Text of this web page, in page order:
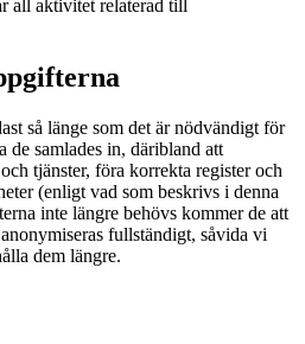
all aktivitet relaterad till
så länge som det är nödvändigt för
samlades in, däribland att
tjänster, föra korrekta register och
(enligt vad som beskrivs i denna
inte längre behövs kommer de att
fullständigt, såvida vi
dem längre.